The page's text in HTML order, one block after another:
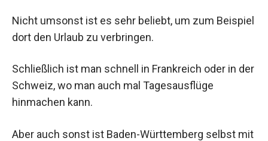
Nicht umsonst ist es sehr beliebt, um zum Beispiel
dort den Urlaub zu verbringen.
Schließlich ist man schnell in Frankreich oder in der
Schweiz, wo man auch mal Tagesausflüge
hinmachen kann.
Aber auch sonst ist Baden-Württemberg selbst mit